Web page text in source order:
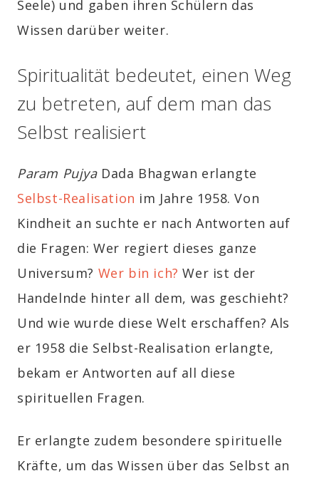
Seele) und gaben ihren Schülern das
Wissen darüber weiter.
Spiritualität bedeutet, einen Weg
zu betreten, auf dem man das
Selbst realisiert
Param PujyaDada Bhagwan erlangte
Selbst-Realisation im Jahre 1958. Von
Kindheit an suchte er nach Antworten auf
die Fragen: Wer regiert dieses ganze
Universum? Wer bin ich? Wer ist der
Handelnde hinter all dem, was geschieht?
Und wie wurde diese Welt erschaffen? Als
er 1958 die Selbst-Realisation erlangte,
bekam er Antworten auf all diese
spirituellen Fragen.
Er erlangte zudem besondere spirituelle
Kräfte, um das Wissen über das Selbst an